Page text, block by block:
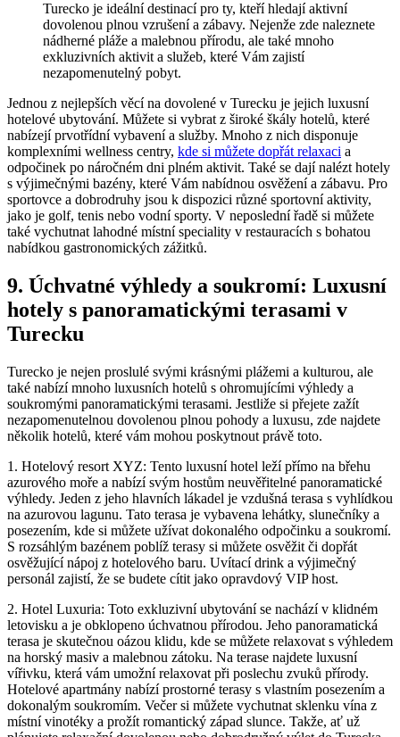
Turecko je ideální destinací pro ty, kteří hledají aktivní
dovolenou plnou vzrušení a zábavy. Nejenže zde naleznete
nádherné pláže a malebnou přírodu, ale také mnoho
exkluzivních aktivit a služeb, které Vám zajistí
nezapomenutelný pobyt.
Jednou z nejlepších věcí na dovolené v Turecku je jejich luxusní
hotelové ubytování. Můžete si vybrat z široké škály hotelů, které
nabízejí prvotřídní vybavení a služby. Mnoho z nich disponuje
komplexními wellness centry, kde si můžete dopřát relaxaci a
odpočinek po náročném dni plném aktivit. Také se dají nalézt hotely
s výjimečnými bazény, které Vám nabídnou osvěžení a zábavu. Pro
sportovce a dobrodruhy jsou k dispozici různé sportovní aktivity,
jako je golf, tenis nebo vodní sporty. V neposlední řadě si můžete
také vychutnat lahodné místní speciality v restauracích s bohatou
nabídkou gastronomických zážitků.
9. Úchvatné výhledy a soukromí: Luxusní
hotely s panoramatickými terasami v
Turecku
Turecko je nejen proslulé svými krásnými plážemi a kulturou, ale
také nabízí mnoho luxusních hotelů s ohromujícími výhledy a
soukromými panoramatickými terasami. Jestliže si přejete zažít
nezapomenutelnou dovolenou plnou pohody a luxusu, zde najdete
několik hotelů, které vám mohou poskytnout právě toto.
1. Hotelový resort XYZ: Tento luxusní hotel leží přímo na břehu
azurového moře a nabízí svým hostům neuvěřitelné panoramatické
výhledy. Jeden z jeho hlavních lákadel je vzdušná terasa s vyhlídkou
na azurovou lagunu. Tato terasa je vybavena lehátky, slunečníky a
posezením, kde si můžete užívat dokonalého odpočinku a soukromí.
S rozsáhlým bazénem poblíž terasy si můžete osvěžit či dopřát
osvěžující nápoj z hotelového baru. Uvítací drink a výjimečný
personál zajistí, že se budete cítit jako opravdový VIP host.
2. Hotel Luxuria: Toto exkluzivní ubytování se nachází v klidném
letovisku a je obklopeno úchvatnou přírodou. Jeho panoramatická
terasa je skutečnou oázou klidu, kde se můžete relaxovat s výhledem
na horský masiv a malebnou zátoku. Na terase najdete luxusní
vířivku, která vám umožní relaxovat při poslechu zvuků přírody.
Hotelové apartmány nabízí prostorné terasy s vlastním posezením a
dokonalým soukromím. Večer si můžete vychutnat sklenku vína z
místní vinotéky a prožít romantický západ slunce. Takže, ať už